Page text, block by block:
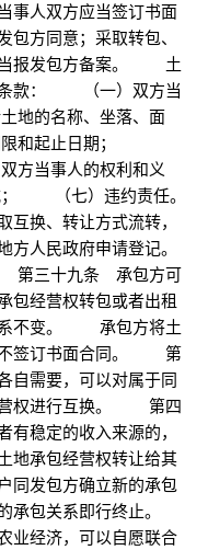
事人双方应当签订书面
方同意；采取转包、
当报发包方备案。 土
条款： （一）双方当
的名称、坐落、面
限和起止日期；
方当事人的权利和义
（七）违约责任。
换、转让方式流转，
人民政府申请登记。
第三十九条 承包方可
包经营权转包或者出租
系不变。 承包方将土
不签订书面合同。 第
自需要，可以对属于同
营权进行互换。 第四
稳定的收入来源的，
地承包经营权转让给其
同发包方确立新的承包
包关系即行终止。
经济，可以自愿联合